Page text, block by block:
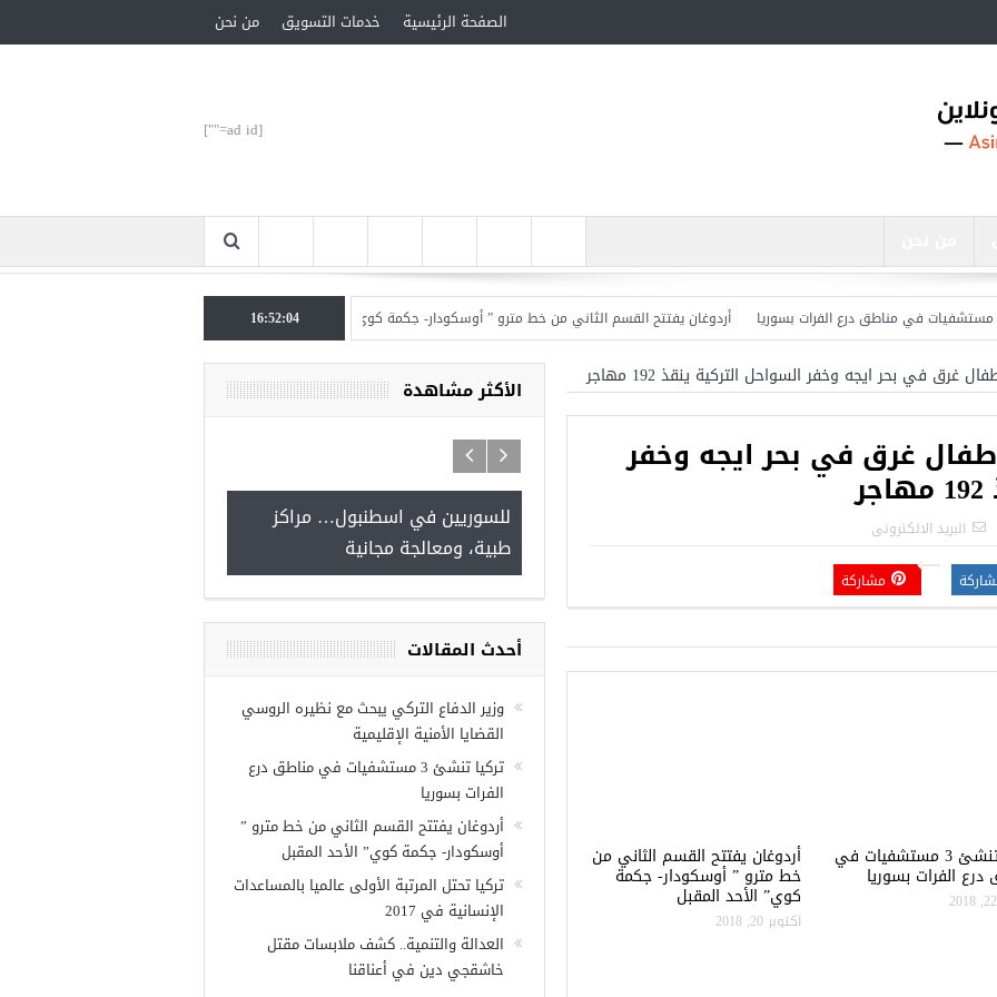
الصفحة الرئيسية خدمات التسويق من نحن
[ad id=""]
أردوغان يفتتح القسم الثاني من خط مترو ” أوسكودار- جكمة كوي” الأحد المقبل
تركيا تحتل المرتبة الأولى عالميا بالمساعدات
16:52:04
أطفال غرق في بحر ايجه وخفر
البريد الالكترونى
مشاركة
تركيا تنشئ 3 مستشفيات في
الفرات بسوريا
أردوغان يفتتح القسم الثاني من
خط مترو ” أوسكودار- جكمة
كوي” الأحد المقبل
أكتوبر 20, 2018
الأكثر مشاهدة
للسوريين في اسطنبول… مراكز
مجموعة فرص عمل للسوريين في
غازي عنتاب
أجمل عشرة مساجد في تركيا
التركية
عليها
أحدث المقالات
وزير الدفاع التركي يبحث مع نظيره الروسي
القضايا الأمنية الإقليمية
تركيا تنشئ 3 مستشفيات في مناطق درع
الفرات بسوريا
أردوغان يفتتح القسم الثاني من خط مترو ”
أوسكودار- جكمة كوي” الأحد المقبل
تركيا تحتل المرتبة الأولى عالميا بالمساعدات
الإنسانية في 2017